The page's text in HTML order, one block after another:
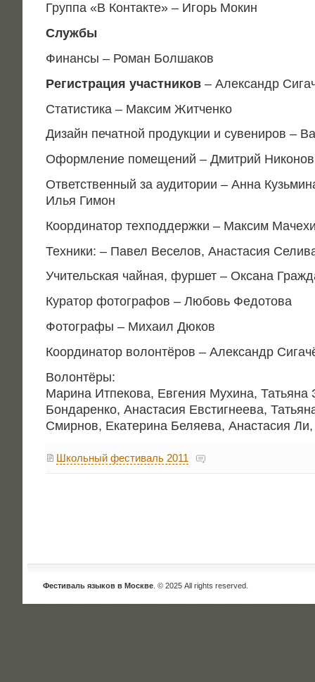
Груп­па «В Кон­так­те» – Игорь Мокин
Служ­бы
Финан­сы – Роман Болшаков
Реги­стра­ция участ­ни­ков– Алек­сандр
Ста­ти­сти­ка – Мак­сим Житченко
Дизайн печат­ной про­дук­ции и суве­ни­ров –
Оформ­ле­ние поме­ще­ний – Дмит­рий Никонов
Ответ­ствен­ный за ауди­то­рии – Анна
Илья Гимон
Коор­ди­на­тор тех­под­держ­ки – Мак­сим
Тех­ни­ки: – Павел Весе­лов, Ана­ста­сия
Учи­тель­ская чай­ная, фур­шет – Окса­на
Кура­тор фото­гра­фов – Любовь Федотова
Фото­гра­фы – Миха­ил Дюков
Коор­ди­на­тор волон­тё­ров – Алек­сандр
Волон­тё­ры:
Мари­на Итпе­ко­ва, Евге­ния Мухи­на, Татья­на
Бон­да­рен­ко, Ана­ста­сия Евстиг­не­е­ва,
Смир­нов, Ека­те­ри­на Беля­е­ва, Ана­ста­сия
Школьный фестиваль 2011
Фестиваль языков в Москве . © 2025 All rights reserved.